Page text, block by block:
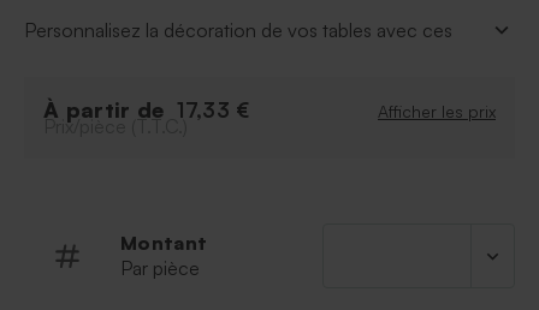
Personnalisez la décoration de vos tables avec ces
À retenir :
tissu Airlaid est doux et épais.
Quantité minimum :
À partir de 17,33 € Afficher les prix
Prix/pièce (T.T.C.)
Montant
Par pièce